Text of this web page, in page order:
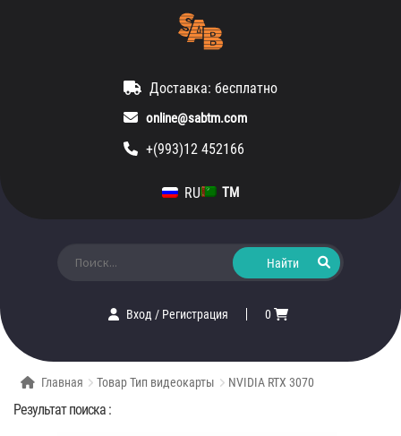
Доставка: бесплатно
online@sabtm.com
+(993)12 452166
RU TM
Вход/ Регистрация 0
Главная Товар Тип видеокарты NVIDIA RTX 3070
Результат поиска :